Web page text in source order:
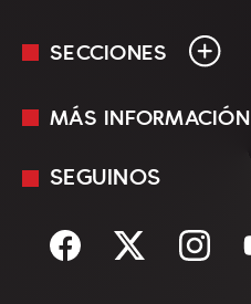
SECCIONES
En Vivo
Sociedad
MÁS INFORMACIÓN
Mediakit
Términos y condiciones
SEGUINOS